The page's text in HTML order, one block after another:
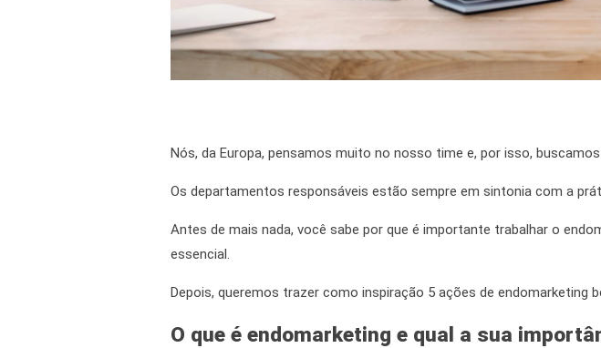
Nós, da Europa, pensamos muito no nosso time e, por isso,
Os departamentos responsáveis estão sempre em sintonia com a
Antes de mais nada, você sabe por que é importante trabalhar o
essencial.
Depois, queremos trazer como inspiração 5 ações de endomarketing
O que é endomarketing e qual a sua